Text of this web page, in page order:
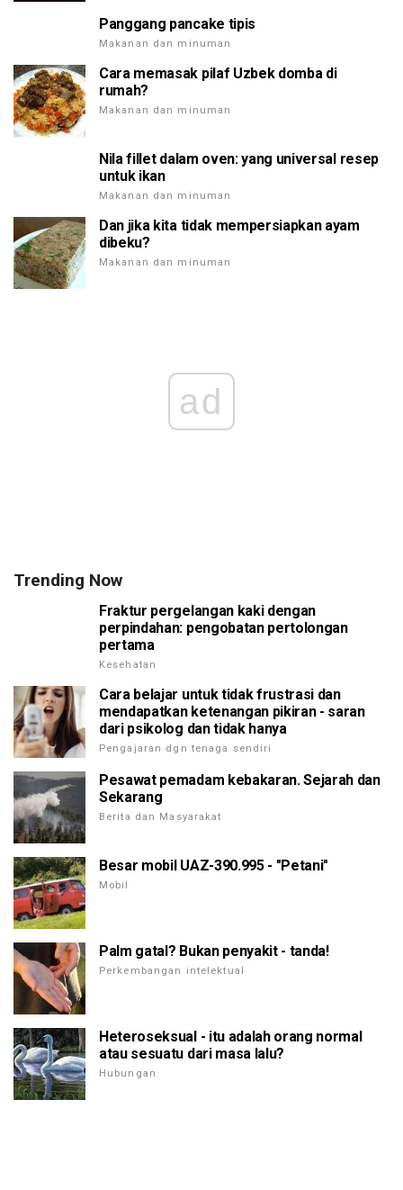
Panggang pancake tipis
Makanan dan minuman
Cara memasak pilaf Uzbek domba di
rumah?
Makanan dan minuman
Nila fillet dalam oven: yang universal resep
untuk ikan
Makanan dan minuman
Dan jika kita tidak mempersiapkan ayam
dibeku?
Makanan dan minuman
ad
Trending Now
Fraktur pergelangan kaki dengan
perpindahan: pengobatan pertolongan
pertama
Kesehatan
Cara belajar untuk tidak frustrasi dan
mendapatkan ketenangan pikiran - saran
dari psikolog dan tidak hanya
Pengajaran dgn tenaga sendiri
Pesawat pemadam kebakaran. Sejarah dan
Sekarang
Berita dan Masyarakat
Besar mobil UAZ-390.995 - "Petani"
Mobil
Palm gatal? Bukan penyakit - tanda!
Perkembangan intelektual
Heteroseksual - itu adalah orang normal
atau sesuatu dari masa lalu?
Hubungan